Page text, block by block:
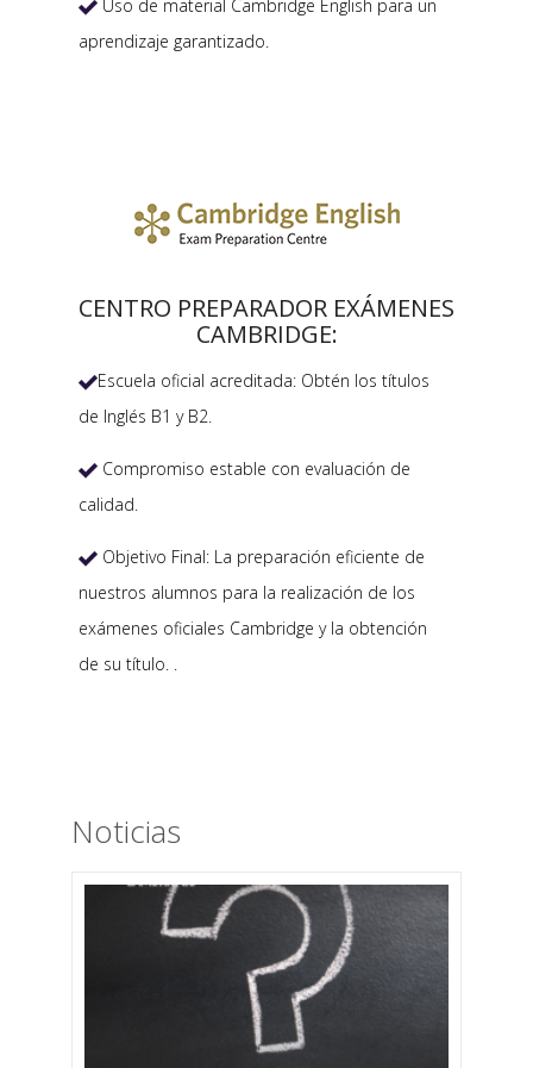
 Uso de material Cambridge English para un
aprendizaje garantizado.
CENTRO PREPARADOR EXÁMENES
CAMBRIDGE:
Escuela oficial acreditada: Obtén los títulos
de Inglés B1 y B2.
 Compromiso estable con evaluación de
calidad.
 Objetivo Final: La preparación eficiente de
nuestros alumnos para la realización de los
exámenes oficiales Cambridge y la obtención
de su título. .
Noticias